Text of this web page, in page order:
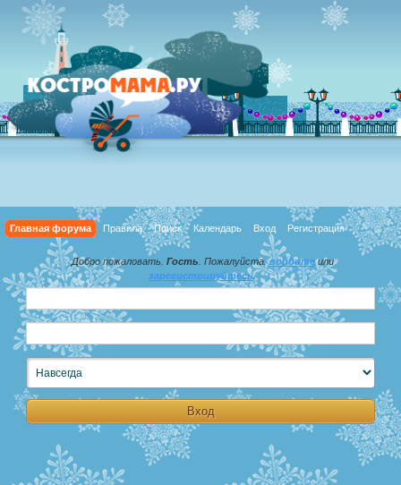
Главная форума Правила Поиск Календарь Вход Регистрация
Добро пожаловать, Гость . Пожалуйста,войдитеили
зарегистрируйтесь.